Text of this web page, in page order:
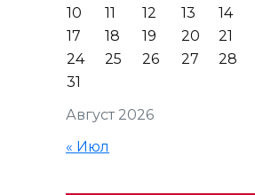
Август 2026
10
11 12 13 14
17
18 19 20 21
24
25 26 27 28
31
« Июл